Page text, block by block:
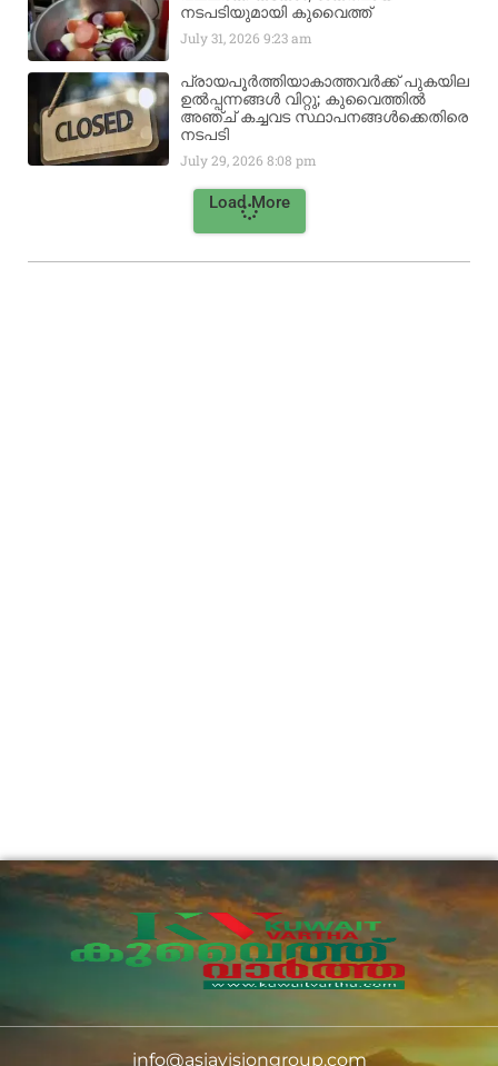
നടപടിയുമായി കുവൈത്ത്
July 31, 20269:23 am
പ്രായപൂർത്തിയാകാത്തവർക്ക് പുകയില
ഉൽപ്പന്നങ്ങൾ വിറ്റു; കുവൈത്തിൽ
അഞ്ച് കച്ചവട സ്ഥാപനങ്ങൾക്കെതിരെ
നടപടി
July 29, 20268:08 pm
Load More
info@asiavisiongroup.com